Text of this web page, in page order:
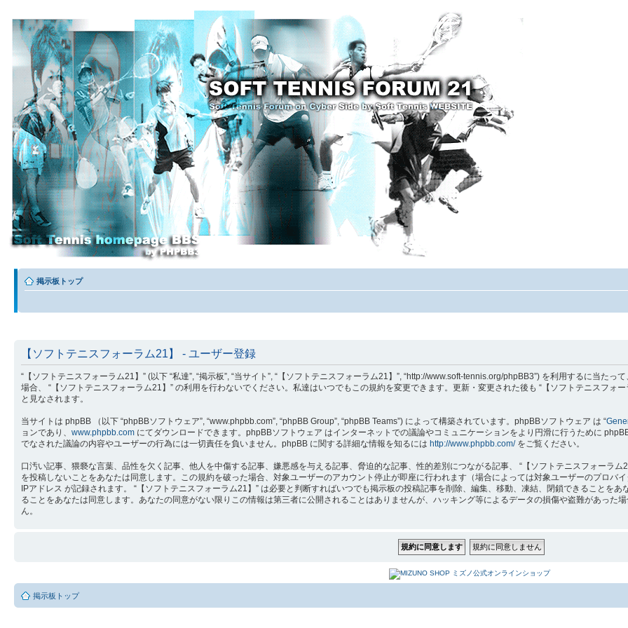
掲示板トップ
【ソフトテニスフォーラム21】 - ユーザー登録
“【ソフトテニスフォーラム21】” (以下 “私達”, “掲示板”, “当サイト”, “【ソフトテニスフォーラム21】”, “http://www.soft-tennis.org/phpBB3”) を利用するに当た
場合、 “【ソフトテニスフォーラム21】” の利用を行わないでください。私達はいつでもこの規約を変更できます。更新・変更された後も “【ソフトテニスフォ
と見なされます。
当サイトは phpBB （以下 “phpBBソフトウェア”, “www.phpbb.com”, “phpBB Group”, “phpBB Teams”) によって構築されています。phpBBソフトウェア は “
ョンであり、 www.phpbb.com にてダウンロードできます。phpBBソフトウェア はインターネットでの議論やコミュニケーションをより円滑に行うために
でなされた議論の内容やユーザーの行為には一切責任を負いません。phpBB に関する詳細な情報を知るには http://www.phpbb.com/をご覧ください。
口汚い記事、猥褻な言葉、品性を欠く記事、他人を中傷する記事、嫌悪感を与える記事、脅迫的な記事、性的差別につながる記事、 “【ソフトテニスフォーラ
を投稿しないことをあなたは同意します。この規約を破った場合、対象ユーザーのアカウント停止が即座に行われます（場合によっては対象ユーザーのプロバ
IPアドレス が記録されます。 “【ソフトテニスフォーラム21】” は必要と判断すればいつでも掲示板の投稿記事を削除、編集、移動、凍結、閉鎖できることを
ることをあなたは同意します。あなたの同意がない限りこの情報は第三者に公開されることはありませんが、ハッキング等によるデータの損傷や盗難があった
ん。
掲示板トップ